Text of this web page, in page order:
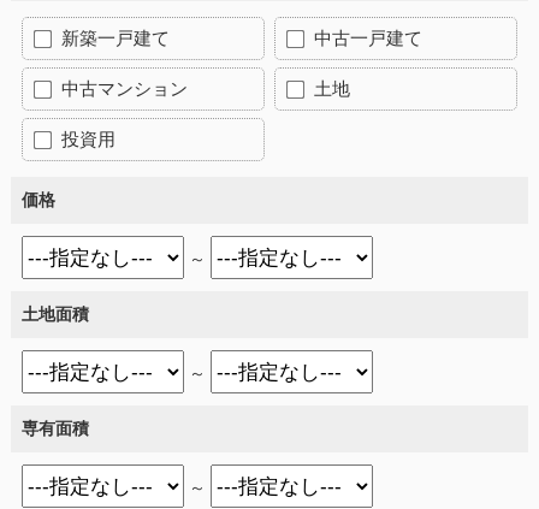
新築一戸建て 中古一戸建て
中古マンション 土地
投資用
価格
～
土地面積
～
専有面積
～